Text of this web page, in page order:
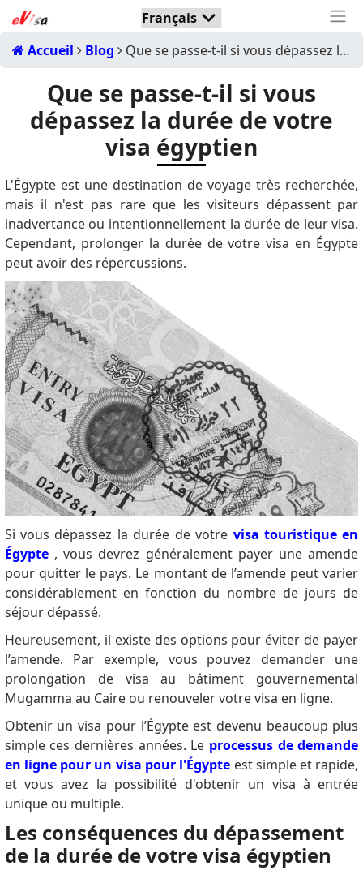
Accueil Blog Que se passe-t-il si vous dépassez la durée de votre visa égyptien
Que se passe-t-il si vous
dépassez la durée de votre
visa égyptien
L'Égypte est une destination de voyage très recherchée,
mais il n'est pas rare que les visiteurs dépassent par
inadvertance ou intentionnellement la durée de leur visa.
Cependant, prolonger la durée de votre visa en Égypte
peut avoir des répercussions.
Si vous dépassez la durée de votre visa touristique en
Égypte, vous devrez généralement payer une amende
pour quitter le pays. Le montant de l’amende peut varier
considérablement en fonction du nombre de jours de
séjour dépassé.
Heureusement, il existe des options pour éviter de payer
l’amende. Par exemple, vous pouvez demander une
prolongation de visa au bâtiment gouvernemental
Mugamma au Caire ou renouveler votre visa en ligne.
Obtenir un visa pour l’Égypte est devenu beaucoup plus
simple ces dernières années. Le processus de demande
en ligne pour un visa pour l'Égypte est simple et rapide,
et vous avez la possibilité d'obtenir un visa à entrée
unique ou multiple.
Les conséquences du dépassement
de la durée de votre visa égyptien